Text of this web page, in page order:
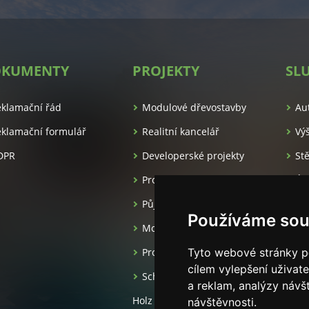
Používáme
Tyto webové stránky
cílem vylepšení
a reklam, analýzy
návštěvnosti.
řád
formulář
PROJEKTY
Modulové dřevostavby
Realitní kancelář
Developerské projekty
Pronájem apartmánů
Půjčovna luxusních aut
Moderní dřevostavby
Projekční kancelář
Schlüsselfertige häuser aus
Holz